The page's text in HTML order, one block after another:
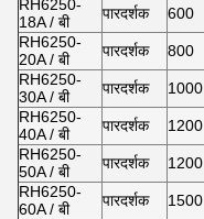
RH6250-
18A / बी
पारदर्शक 600
RH6250-
20A / बी
पारदर्शक 800
RH6250-
30A / बी
पारदर्शक 1000
RH6250-
40A / बी
पारदर्शक 1200
RH6250-
50A / बी
पारदर्शक 1200
RH6250-
60A / बी
पारदर्शक 1500